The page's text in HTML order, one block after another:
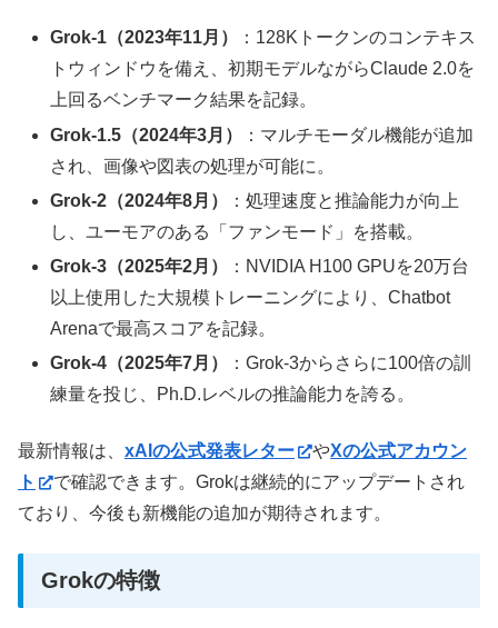
Grok-1（2023年11月）
：128Kトークンのコンテキス
トウィンドウを備え、初期モデルながらClaude 2.0を
上回るベンチマーク結果を記録。
Grok-1.5（2024年3月）
：マルチモーダル機能が追加
され、画像や図表の処理が可能に。
Grok-2（2024年8月）
：処理速度と推論能力が向上
し、ユーモアのある「ファンモード」を搭載。
Grok-3（2025年2月）
：NVIDIA H100 GPUを20万台
以上使用した大規模トレーニングにより、Chatbot
Arenaで最高スコアを記録。
Grok-4（2025年7月）
：Grok-3からさらに100倍の訓
練量を投じ、Ph.D.レベルの推論能力を誇る。
最新情報は、 xAIの公式発表レター やXの公式アカウン
ト
で確認できます。Grokは継続的にアップデートされ
ており、今後も新機能の追加が期待されます。
Grokの特徴